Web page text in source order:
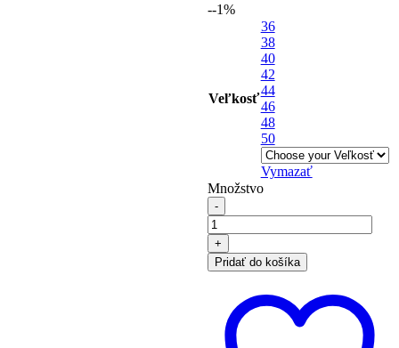
89,90 €.
--1%
Veľkosť
36
38
40
42
44
46
48
50
Vymazať
Množstvo
množstvo
Žákarové
čipkované
šaty
s
výstrihom,
ecru
Pridať do košíka